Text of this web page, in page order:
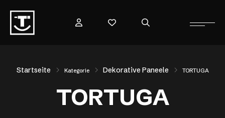
Startseite Kategorie Dekorative Paneele TORTUGA
TORTUGA